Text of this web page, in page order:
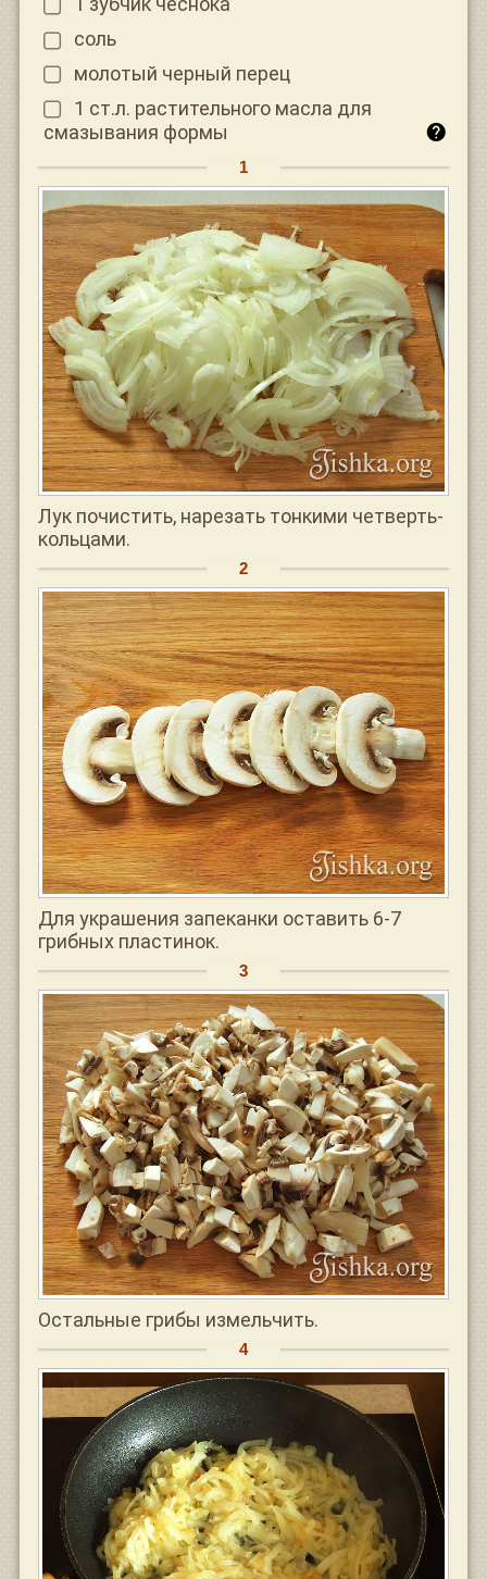
соль
молотый черный перец
1 ст.л. растительного масла для
смазывания формы
Лук почистить, нарезать тонкими четверть-
кольцами.
Для украшения запеканки оставить 6-7
грибных пластинок.
Остальные грибы измельчить.